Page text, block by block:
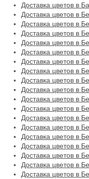
Доставка цветов в
Доставка цветов в
Доставка цветов в
Доставка цветов в
Доставка цветов в
Доставка цветов в
Доставка цветов в
Доставка цветов в
Доставка цветов в
Доставка цветов в
Доставка цветов в
Доставка цветов в
Доставка цветов в
Доставка цветов в
Доставка цветов в
Доставка цветов в
Доставка цветов в
Доставка цветов в
Доставка цветов в